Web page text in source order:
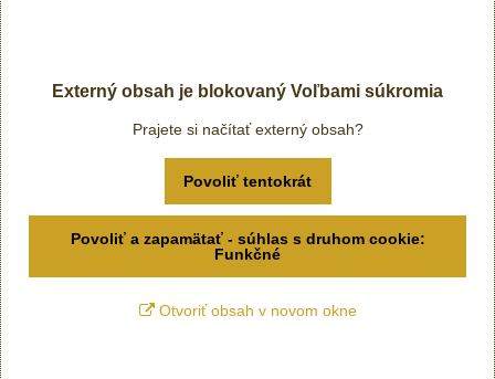
Externý obsah je blokovaný Voľbami súkromia
Prajete si načítať externý obsah?
Povoliť tentokrát
Povoliť a zapamätať - súhlas s druhom cookie:
Funkčné
Otvoriť obsah v novom okne